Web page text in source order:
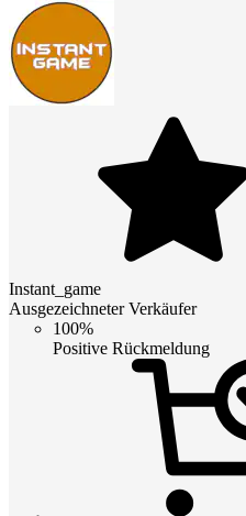
Instant_game
Ausgezeichneter Verkäufer
100%
Positive Rückmeldung